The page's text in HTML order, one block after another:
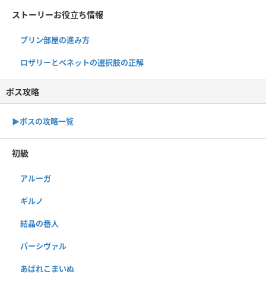
ストーリーお役立ち情報
プリン部屋の進み方
ロザリーとベネットの選択肢の正解
ボス攻略
▶︎ボスの攻略一覧
初級
アルーガ
ギルノ
結晶の番人
パーシヴァル
あばれこまいぬ